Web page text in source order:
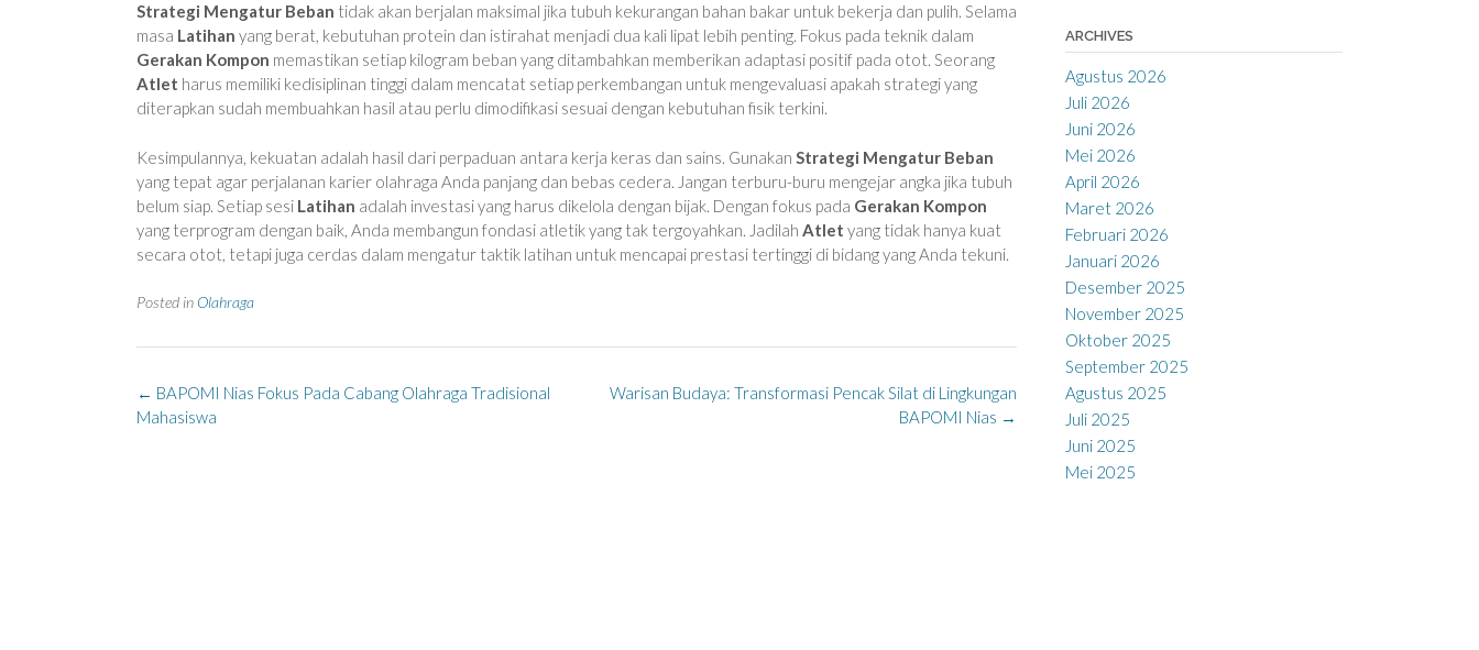
Strategi Mengatur Beban tidak akan berjalan maksimal jika tubuh kekurangan bahan bakar untuk bekerja dan pulih. Selama
masa Latihan yang berat, kebutuhan protein dan istirahat menjadi dua kali lipat lebih penting. Fokus pada teknik dalam
Gerakan Kompon memastikan setiap kilogram beban yang ditambahkan memberikan adaptasi positif pada otot. Seorang
Atlet harus memiliki kedisiplinan tinggi dalam mencatat setiap perkembangan untuk mengevaluasi apakah strategi yang
diterapkan sudah membuahkan hasil atau perlu dimodifikasi sesuai dengan kebutuhan fisik terkini.
Kesimpulannya, kekuatan adalah hasil dari perpaduan antara kerja keras dan sains. Gunakan Strategi Mengatur Beban
yang tepat agar perjalanan karier olahraga Anda panjang dan bebas cedera. Jangan terburu-buru mengejar angka jika tubuh
belum siap. Setiap sesi Latihan adalah investasi yang harus dikelola dengan bijak. Dengan fokus pada Gerakan Kompon
yang terprogram dengan baik, Anda membangun fondasi atletik yang tak tergoyahkan. Jadilah Atlet yang tidak hanya kuat
secara otot, tetapi juga cerdas dalam mengatur taktik latihan untuk mencapai prestasi tertinggi di bidang yang Anda tekuni.
Posted in Olahraga
Post
navigation
Warisan Budaya: Transformasi Pencak Silat di Lingkungan
BAPOMI Nias →
← BAPOMI Nias Fokus Pada Cabang Olahraga Tradisional
Mahasiswa
ARCHIVES
Agustus 2026
Juli 2026
Juni 2026
Mei 2026
April 2026
Maret 2026
Februari 2026
Januari 2026
Desember 2025
November 2025
Oktober 2025
September 2025
Agustus 2025
Juli 2025
Juni 2025
Mei 2025